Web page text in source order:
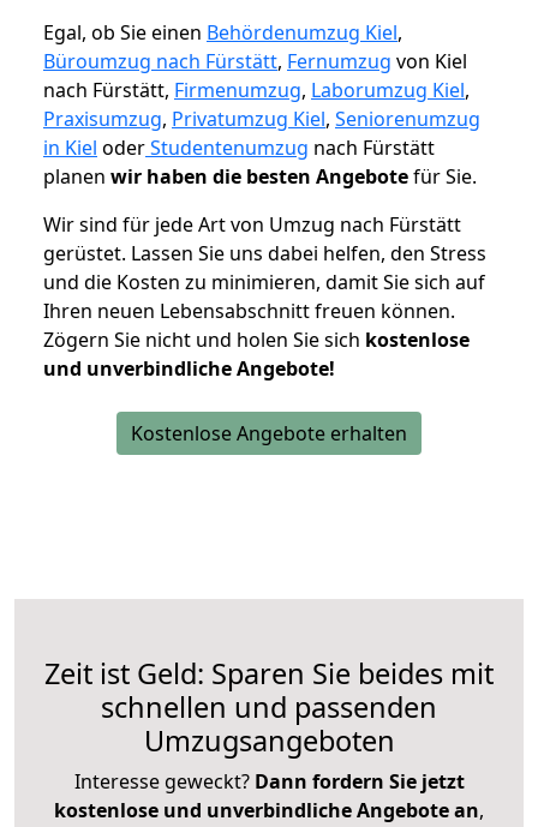
Egal, ob Sie einen Behördenumzug Kiel,
Büroumzug nach Fürstätt, Fernumzug von Kiel
nach Fürstätt, Firmenumzug, Laborumzug Kiel,
Praxisumzug, Privatumzug Kiel, Seniorenumzug
in Kiel oderStudentenumzug nach Fürstätt
planen wir haben die besten Angebotefür Sie.
Wir sind für jede Art von Umzug nach Fürstätt
gerüstet. Lassen Sie uns dabei helfen, den Stress
und die Kosten zu minimieren, damit Sie sich auf
Ihren neuen Lebensabschnitt freuen können.
Zögern Sie nicht und holen Sie sich kostenlose
und unverbindliche Angebote!
Kostenlose Angebote erhalten
Zeit ist Geld: Sparen Sie beides mit
schnellen und passenden
Umzugsangeboten
Interesse geweckt? Dann fordern Sie jetzt
kostenlose und unverbindliche Angebote an,